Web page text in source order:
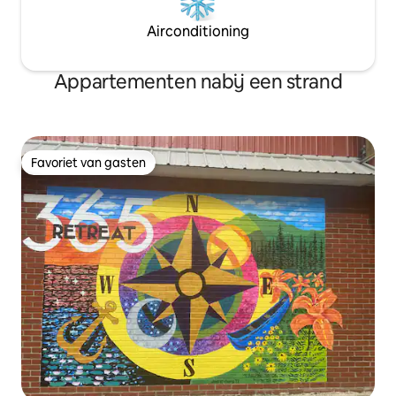
Airconditioning
Appartementen nabij een strand
Favoriet van gasten
Favoriet van gasten